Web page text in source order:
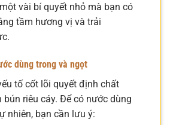
vài bí quyết nhỏ mà bạn có
tầm hương vị và trải
dùng trong và ngọt
tố cốt lõi quyết định chất
bún riêu cáy. Để có nước dùng
nhiên, bạn cần lưu ý: